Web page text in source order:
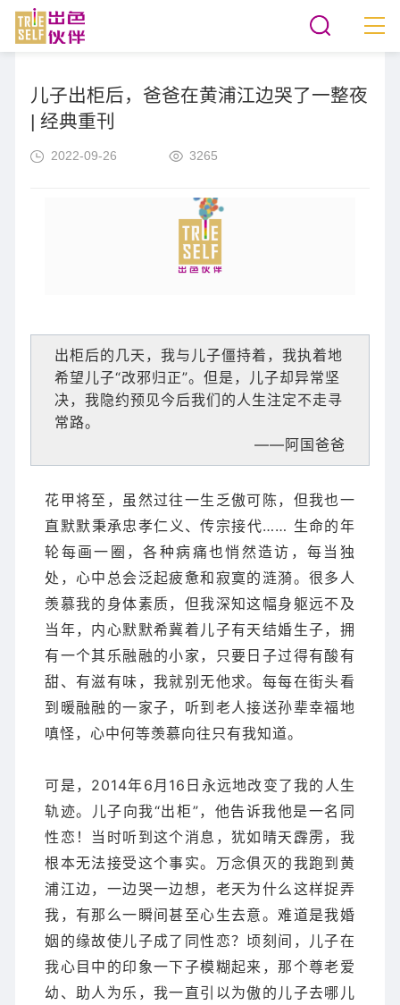
儿子出柜后，爸爸在黄浦江边哭了一整夜
| 经典重刊
2022-09-26 3265
出柜后的几天，我与儿子僵持着，我执着地
希望儿子“改邪归正”。但是，儿子却异常坚
决，我隐约预见今后我们的人生注定不走寻
常路。
——阿国爸爸
花甲将至，虽然过往一生乏傲可陈，但我也一
直默默秉承忠孝仁义、传宗接代…… 生命的年
轮每画一圈，各种病痛也悄然造访，每当独
处，心中总会泛起疲惫和寂寞的涟漪。很多人
羡慕我的身体素质，但我深知这幅身躯远不及
当年，内心默默希冀着儿子有天结婚生子，拥
有一个其乐融融的小家，只要日子过得有酸有
甜、有滋有味，我就别无他求。每每在街头看
到暖融融的一家子，听到老人接送孙辈幸福地
嗔怪，心中何等羡慕向往只有我知道。
可是，2014年6月16日永远地改变了我的人生
轨迹。儿子向我“出柜”，他告诉我他是一名同
性恋！当时听到这个消息，犹如晴天霹雳，我
根本无法接受这个事实。万念俱灭的我跑到黄
浦江边，一边哭一边想，老天为什么这样捉弄
我，有那么一瞬间甚至心生去意。难道是我婚
姻的缘故使儿子成了同性恋？顷刻间，儿子在
我心目中的印象一下子模糊起来，那个尊老爱
幼、助人为乐，我一直引以为傲的儿子去哪儿